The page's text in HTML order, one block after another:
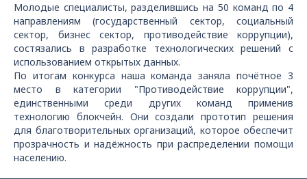
Молодые специалисты, разделившись на 50 команд по 4
направлениям (государственный сектор, социальный
сектор, бизнес сектор, противодействие коррупции),
состязались в разработке технологических решений с
использованием открытых данных.
По итогам конкурса наша команда заняла почётное 3
место в категории "Противодействие коррупции",
единственными среди других команд применив
технологию блокчейн. Они создали прототип решения
для благотворительных организаций, которое обеспечит
прозрачность и надёжность при распределении помощи
населению.